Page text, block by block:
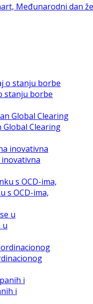
Međunarodni dan
stanju borbe
Global Clearing
s OCD-ima,
u
i